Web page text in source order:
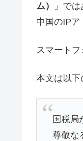
ム）
」で
中国のIPア
スマート
本文は以下
国税局
尊敬な